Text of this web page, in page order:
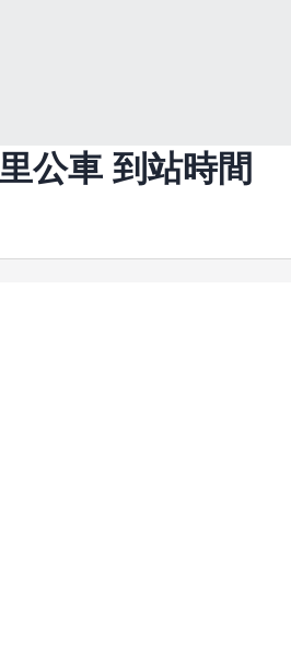
公車 到站時間